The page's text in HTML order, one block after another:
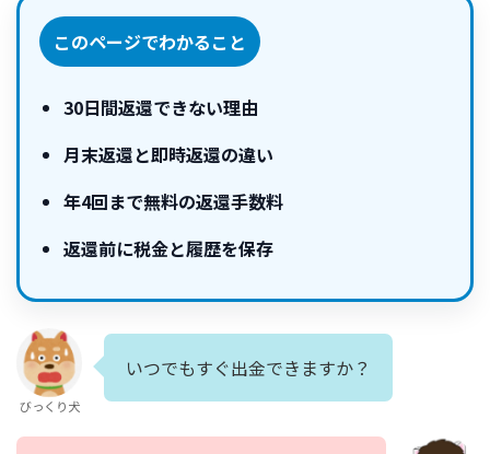
このページでわかること
30日間返還できない理由
月末返還と即時返還の違い
年4回まで無料の返還手数料
返還前に税金と履歴を保存
びっくり犬
いつでもすぐ出金できますか？